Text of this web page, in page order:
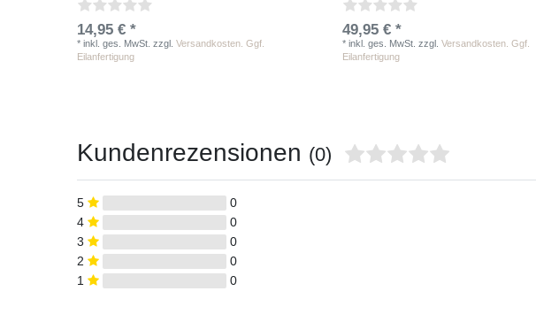
14,95 € *
* inkl. ges. MwSt. zzgl. Versandkosten. Ggf.
Eilanfertigung
49,95 € *
* inkl. ges. MwSt. zzgl. Versandkosten. Ggf.
Eilanfertigung
Kundenrezensionen (0)
5
0
4
0
3
0
2
0
1
0